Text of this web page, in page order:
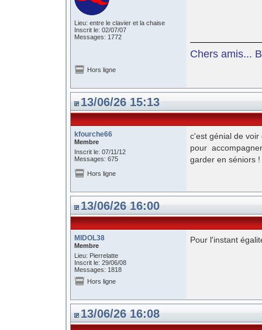
Lieu: entre le clavier et la chaise
Inscrit le: 02/07/07
Messages: 1772
Chers amis...
Hors ligne
13/06/26 15:13
kfourche66
Membre
Inscrit le: 07/11/12
Messages: 675
c'est génial de
pour
garder en séniors !
Hors ligne
13/06/26 16:00
MIDOL38
Membre
Lieu: Pierrelatte
Inscrit le: 29/06/08
Messages: 1818
Pour l'instant
Hors ligne
13/06/26 16:08